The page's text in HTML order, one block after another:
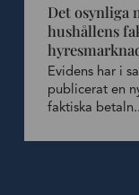
Det osynliga
hushållens
Evidens har i
publicerat en
faktiska